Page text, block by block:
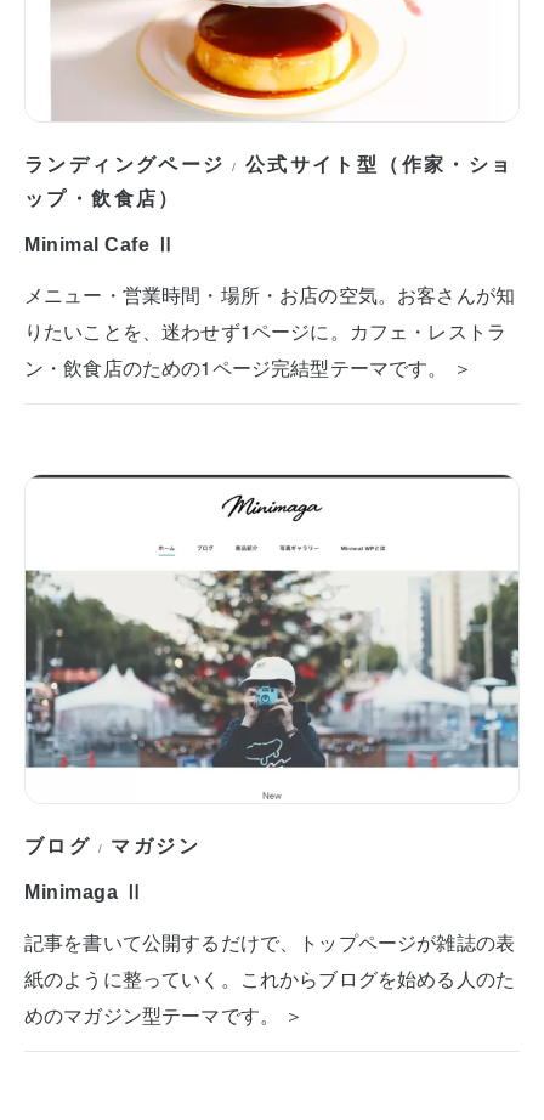
ランディングページ / 公式サイト型（作家・ショ
ップ・飲食店）
Minimal Cafe Ⅱ
メニュー・営業時間・場所・お店の空気。お客さんが知
りたいことを、迷わせず1ページに。カフェ・レストラ
ン・飲食店のための1ページ完結型テーマです。 ＞
ブログ / マガジン
Minimaga Ⅱ
記事を書いて公開するだけで、トップページが雑誌の表
紙のように整っていく。これからブログを始める人のた
めのマガジン型テーマです。 ＞